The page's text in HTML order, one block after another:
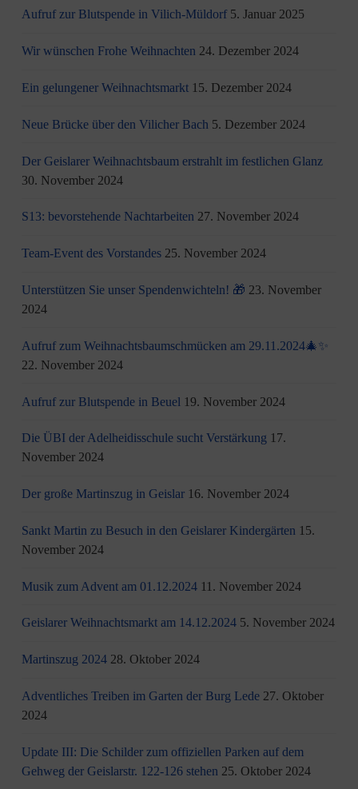
Aufruf zur Blutspende in Vilich-Müldorf 5. Januar 2025
Wir wünschen Frohe Weihnachten 24. Dezember 2024
Ein gelungener Weihnachtsmarkt 15. Dezember 2024
Neue Brücke über den Vilicher Bach 5. Dezember 2024
Der Geislarer Weihnachtsbaum erstrahlt im festlichen Glanz
30. November 2024
S13: bevorstehende Nachtarbeiten 27. November 2024
Team-Event des Vorstandes 25. November 2024
Unterstützen Sie unser Spendenwichteln! 🎁 23. November
2024
Aufruf zum Weihnachtsbaumschmücken am 29.11.2024🎄✨
22. November 2024
Aufruf zur Blutspende in Beuel 19. November 2024
Die ÜBI der Adelheidisschule sucht Verstärkung 17.
November 2024
Der große Martinszug in Geislar 16. November 2024
Sankt Martin zu Besuch in den Geislarer Kindergärten 15.
November 2024
Musik zum Advent am 01.12.2024 11. November 2024
Geislarer Weihnachtsmarkt am 14.12.2024 5. November 2024
Martinszug 2024 28. Oktober 2024
Adventliches Treiben im Garten der Burg Lede 27. Oktober
2024
Update III: Die Schilder zum offiziellen Parken auf dem
Gehweg der Geislarstr. 122-126 stehen 25. Oktober 2024